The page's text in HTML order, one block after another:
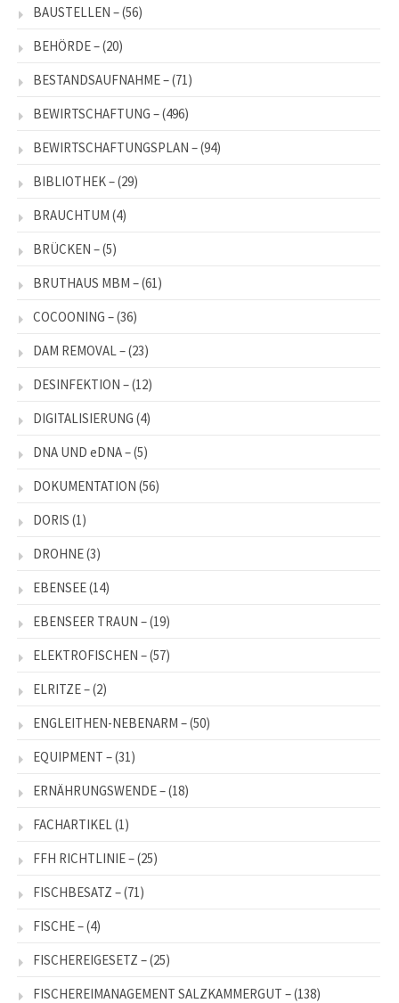
BAUSTELLEN –(56)
BEHÖRDE –(20)
BESTANDSAUFNAHME –(71)
BEWIRTSCHAFTUNG –(496)
BEWIRTSCHAFTUNGSPLAN –(94)
BIBLIOTHEK –(29)
BRAUCHTUM (4)
BRÜCKEN –(5)
BRUTHAUS MBM –(61)
COCOONING –(36)
DAM REMOVAL –(23)
DESINFEKTION –(12)
DIGITALISIERUNG (4)
DNA UND eDNA –(5)
DOKUMENTATION (56)
DORIS (1)
DROHNE(3)
EBENSEE(14)
EBENSEER TRAUN –(19)
ELEKTROFISCHEN –(57)
ELRITZE –(2)
ENGLEITHEN-NEBENARM –(50)
EQUIPMENT –(31)
ERNÄHRUNGSWENDE –(18)
FACHARTIKEL(1)
FFH RICHTLINIE –(25)
FISCHBESATZ –(71)
FISCHE –(4)
FISCHEREIGESETZ –(25)
FISCHEREIMANAGEMENT SALZKAMMERGUT –(138)